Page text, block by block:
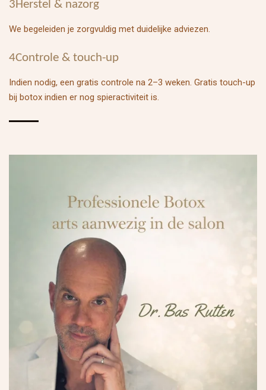
3Herstel & nazorg
We begeleiden je zorgvuldig met duidelijke adviezen.
4Controle & touch-up
Indien nodig, een gratis controle na 2–3 weken. Gratis touch-up
bij botox indien er nog spieractiviteit is.